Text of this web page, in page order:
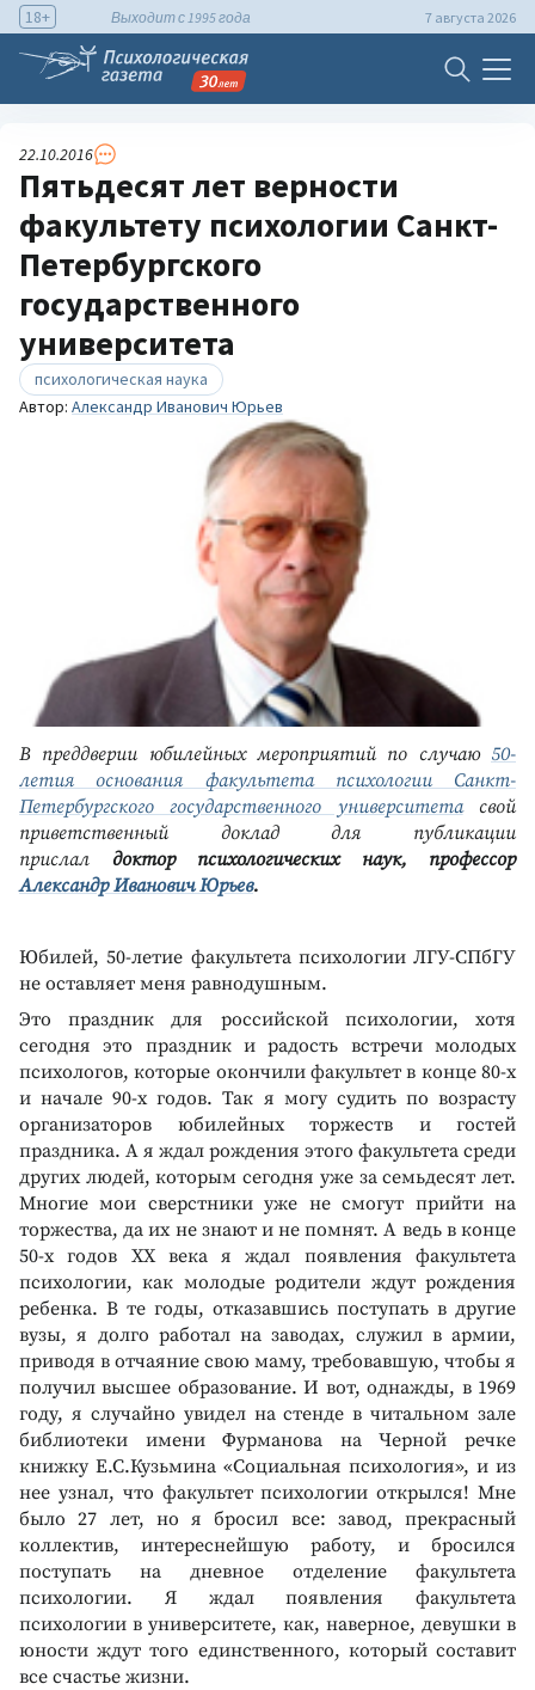
18+ Выходит с 1995 года 7 августа 2026
22.10.2016
Пятьдесят лет верности
факультету психологии Санкт-
Петербургского
государственного
университета
психологическая наука
Автор: Александр Иванович Юрьев
В преддверии юбилейных мероприятий по случаю 50-
летия основания факультета психологии Санкт-
Петербургского государственного университетасвой
приветственный доклад для публикации
прислал доктор психологических наук, профессор
Александр Иванович Юрьев.
Юбилей, 50-летие факультета психологии ЛГУ-СПбГУ
не оставляет меня равнодушным.
Это праздник для российской психологии, хотя
сегодня это праздник и радость встречи молодых
психологов, которые окончили факультет в конце 80-х
и начале 90-х годов. Так я могу судить по возрасту
организаторов юбилейных торжеств и гостей
праздника. А я ждал рождения этого факультета среди
других людей, которым сегодня уже за семьдесят лет.
Многие мои сверстники уже не смогут прийти на
торжества, да их не знают и не помнят. А ведь в конце
50-х годов ХХ века я ждал появления факультета
психологии, как молодые родители ждут рождения
ребенка. В те годы, отказавшись поступать в другие
вузы, я долго работал на заводах, служил в армии,
приводя в отчаяние свою маму, требовавшую, чтобы я
получил высшее образование. И вот, однажды, в 1969
году, я случайно увидел на стенде в читальном зале
библиотеки имени Фурманова на Черной речке
книжку Е.С.Кузьмина «Социальная психология», и из
нее узнал, что факультет психологии открылся! Мне
было 27 лет, но я бросил все: завод, прекрасный
коллектив, интереснейшую работу, и бросился
поступать на дневное отделение факультета
психологии. Я ждал появления факультета
психологии в университете, как, наверное, девушки в
юности ждут того единственного, который составит
все счастье жизни.